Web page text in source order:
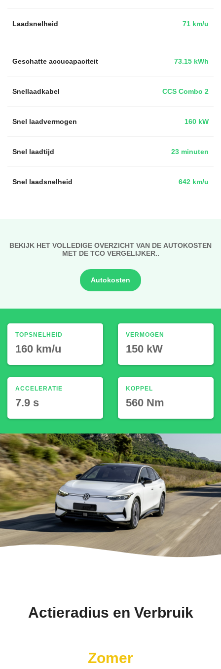
Laadsnelheid 71 km/u
73.15 kWh
Geschatte accucapaciteit
Snellaadkabel CCS Combo 2
Snel laadvermogen 160 kW
Snel laadtijd 23 minuten
Snel laadsnelheid 642 km/u
BEKIJK HET VOLLEDIGE OVERZICHT VAN DE AUTOKOSTEN
MET DE TCO VERGELIJKER..
Autokosten
TOPSNELHEID
160 km/u
ACCELERATIE
7.9 s
VERMOGEN
150 kW
KOPPEL
560 Nm
Actieradius en Verbruik
Zomer